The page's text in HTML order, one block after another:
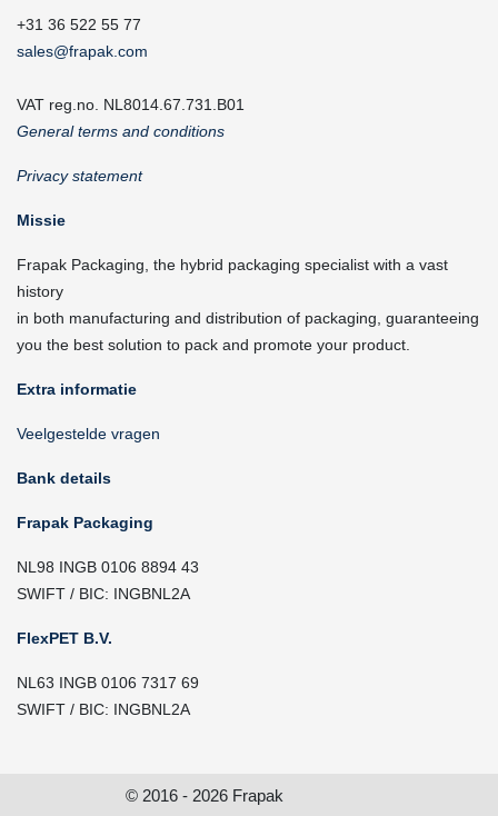
+31 36 522 55 77
sales@frapak.com
VAT reg.no. NL8014.67.731.B01
General terms and conditions
Privacy statement
Missie
Frapak Packaging, the hybrid packaging specialist with a vast
history
in both manufacturing and distribution of packaging, guaranteeing
you the best solution to pack and promote your product.
Extra informatie
Veelgestelde vragen
Bank details
Frapak Packaging
NL98 INGB 0106 8894 43
SWIFT / BIC: INGBNL2A
FlexPET B.V.
NL63 INGB 0106 7317 69
SWIFT / BIC: INGBNL2A
© 2016 - 2026 Frapak